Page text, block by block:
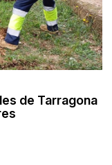
de Tarragona